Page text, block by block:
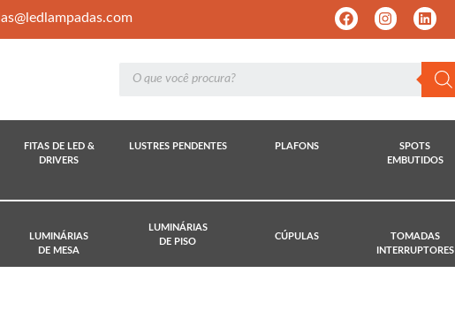
FITAS DE LED &
DRIVERS
LUSTRES PENDENTES PLAFONS
SPOTS
EMBUTIDOS
LUMINÁRIAS
DE MESA
LUMINÁRIAS
DE PISO
CÚPULAS
TOMADAS
INTERRUPTORES